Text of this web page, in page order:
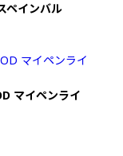
ペインバル
マイペンライ